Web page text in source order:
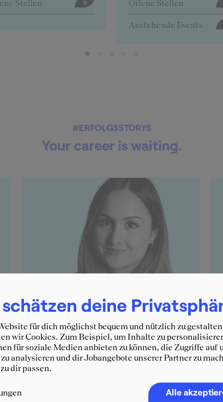
Stellen 0 Offene Stellen
#ERFOLGSSTORYS
Your career is waiting.
Stella
Beim Event "Consulting for Women"
deine
für dich möglichst bequem und nützlich zu
wir Cookies. Zum Beispiel, um Inhalte zu
für soziale Medien anbieten zu können, die Zugriffe auf
analysieren und dir Jobangebote unserer Partner zu
dir passen.
Alle